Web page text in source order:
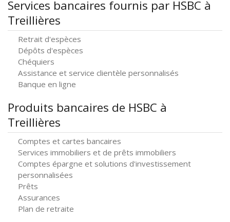
Services bancaires fournis par HSBC à
Treillières
Retrait d'espèces
Dépôts d'espèces
Chéquiers
Assistance et service clientèle personnalisés
Banque en ligne
Produits bancaires de HSBC à
Treillières
Comptes et cartes bancaires
Services immobiliers et de prêts immobiliers
Comptes épargne et solutions d'investissement
personnalisées
Prêts
Assurances
Plan de retraite